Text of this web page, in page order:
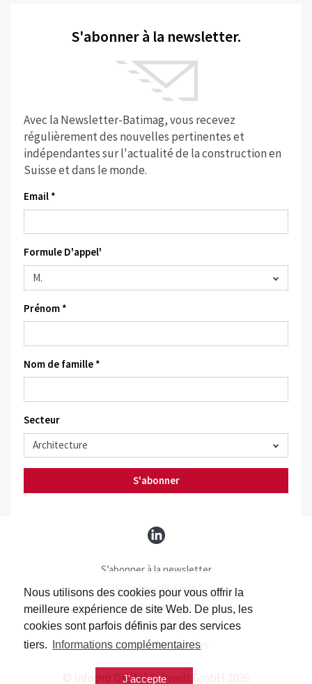
Nous utilisons des cookies pour vous offrir la
meilleure expérience de site Web. De plus, les
cookies sont parfois définis par des services
tiers.
Informations complémentaires
J'accepte
S'abonner à la newsletter.
Avec la Newsletter-Batimag, vous recevez
régulièrement des nouvelles pertinentes et
indépendantes sur l'actualité de la construction en
Suisse et dans le monde.
Email *
Formule D'appel'
Prénom *
Nom de famille *
Secteur
S'abonner
S’abonner à la newsletter
S’abonner Batimag
Contact
Impressum
Protection des données
© Infopro Digital Schweiz GmbH 2026